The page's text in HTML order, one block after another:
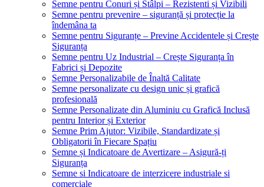
Semne pentru Conuri și Stâlpi – Rezistenti și Vizibili
Semne pentru prevenire – siguranță și protecție la
îndemâna ta
Semne pentru Siguranțe – Previne Accidentele și Crește
Siguranța
Semne pentru Uz Industrial – Crește Siguranța în
Fabrici și Depozite
Semne Personalizabile de Înaltă Calitate
Semne personalizate cu design unic și grafică
profesională
Semne Personalizate din Aluminiu cu Grafică Inclusă
pentru Interior și Exterior
Semne Prim Ajutor: Vizibile, Standardizate și
Obligatorii în Fiecare Spațiu
Semne și Indicatoare de Avertizare – Asigură-ți
Siguranța
Semne si Indicatoare de interzicere industriale si
comerciale